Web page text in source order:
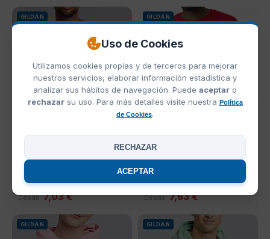
Uso de Cookies
Utilizamos cookies propias y de terceros para mejorar
nuestros servicios, elaborar información estadística y
analizar sus hábitos de navegación. Puede aceptar o
rechazarsu uso. Para más detalles visite nuestra Política
de Cookies.
RECHAZAR
ACEPTAR
GILDAN
Ref: 171-09
Ultra Gildan
+12 más
Desde7,03 €
GILDAN
Ref: 238-09
Sudadera Color Heavy
Blend Gildan
Desde7,63 €
GILDAN GILDAN